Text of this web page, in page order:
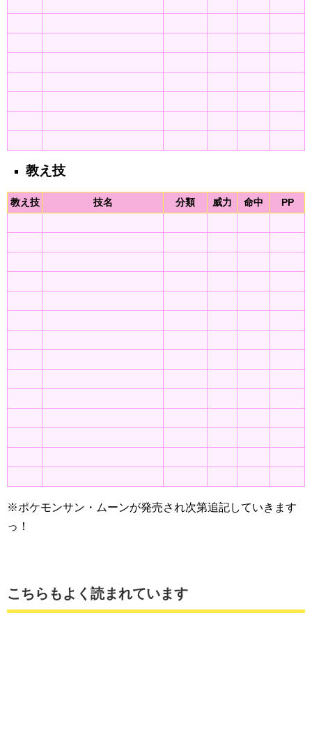
教え技
教え技 技名 分類 威力 命中 PP
※ポケモンサン・ムーンが発売され次第追記していきます
っ！
こちらもよく読まれています